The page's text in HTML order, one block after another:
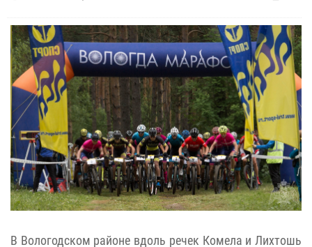
В Вологодском районе вдоль речек Комела и Лихтошь